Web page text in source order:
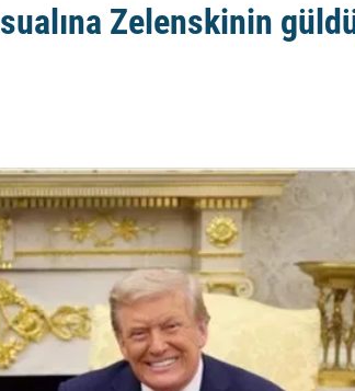
Zelenskinin